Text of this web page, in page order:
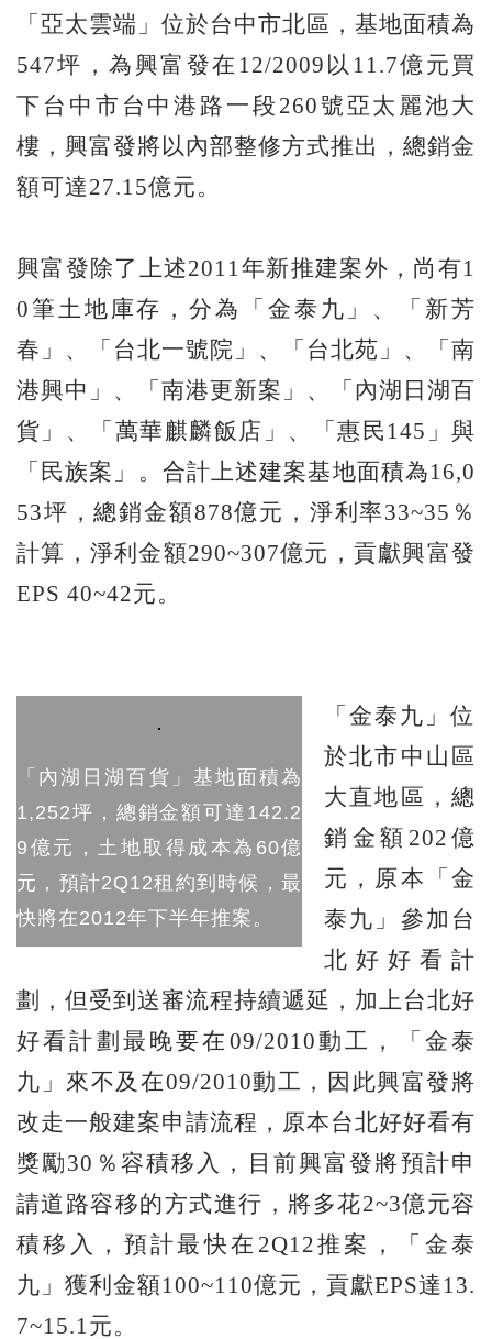
「亞太雲端」位於台中市北區，基地面積為
547坪，為興富發在12/2009以11.7億元買
下台中市台中港路一段260號亞太麗池大
樓，興富發將以內部整修方式推出，總銷金
額可達27.15億元。
興富發除了上述2011年新推建案外，尚有1
0筆土地庫存，分為「金泰九」、「新芳
春」、「台北一號院」、「台北苑」、「南
港興中」、「南港更新案」、「內湖日湖百
貨」、「萬華麒麟飯店」、「惠民145」與
「民族案」。合計上述建案基地面積為16,0
53坪，總銷金額878億元，淨利率33~35％
計算，淨利金額290~307億元，貢獻興富發
EPS 40~42元。
「內湖日湖百貨」基地面積為
1,252坪，總銷金額可達142.2
9億元，土地取得成本為60億
元，預計2Q12租約到時候，最
快將在2012年下半年推案。
「金泰九」位
於北市中山區
大直地區，總
銷金額202億
元，原本「金
泰九」參加台
北好好看計
劃，但受到送審流程持續遞延，加上台北好
好看計劃最晚要在09/2010動工，「金泰
九」來不及在09/2010動工，因此興富發將
改走一般建案申請流程，原本台北好好看有
獎勵30％容積移入，目前興富發將預計申
請道路容移的方式進行，將多花2~3億元容
積移入，預計最快在2Q12推案，「金泰
九」獲利金額100~110億元，貢獻EPS達13.
7~15.1元。